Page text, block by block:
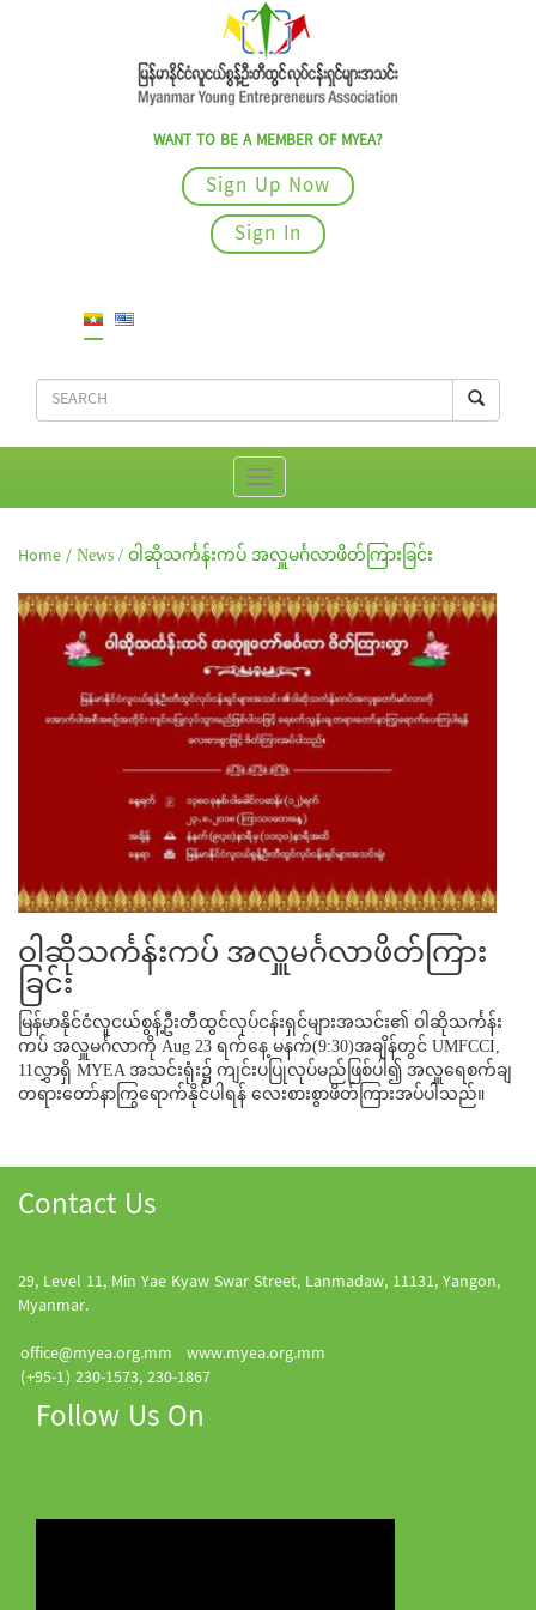
WANT TO BE A MEMBER OF MYEA?
Sign Up Now
Sign In
Home / News / ဝါဆိုသင်္ကန်းကပ် အလှူမင်္ဂလာဖိတ်ကြားခြင်း
ဝါဆိုသင်္ကန်းကပ် အလှူမင်္ဂလာဖိတ်ကြား
ခြင်း
မြန်မာနိုင်ငံလူငယ်စွန့်ဦးတီထွင်လုပ်ငန်းရှင်များအသင်း၏ ဝါဆိုသင်္ကန်း
ကပ် အလှူမင်္ဂလာကို Aug 23 ရက်နေ့ မနက်(9:30)အချိန်တွင် UMFCCI,
11လွှာရှိ MYEA အသင်းရုံး၌ ကျင်းပပြုလုပ်မည်ဖြစ်ပါ၍ အလှူရေစက်ချ
တရားတော်နာကြွရောက်နိုင်ပါရန် လေးစားစွာဖိတ်ကြားအပ်ပါသည်။
Contact Us
29, Level 11, Min Yae Kyaw Swar Street, Lanmadaw, 11131, Yangon,
Myanmar.
office@myea.org.mm www.myea.org.mm
(+95-1) 230-1573, 230-1867
Follow Us On